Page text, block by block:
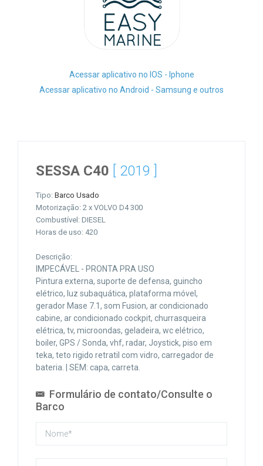
Acessar aplicativo no IOS - Iphone
Acessar aplicativo no Android - Samsung e outros
SESSA C40 [ 2019 ]
Tipo: Barco Usado
Motorização: 2 x VOLVO D4 300
Combustível: DIESEL
Horas de uso: 420
Descrição:
IMPECÁVEL - PRONTA PRA USO
Pintura externa, suporte de defensa, guincho
elétrico, luz subaquática, plataforma móvel,
gerador Mase 7.1, som Fusion, ar condicionado
cabine, ar condicionado cockpit, churrasqueira
elétrica, tv, microondas, geladeira, wc elétrico,
boiler, GPS / Sonda, vhf, radar, Joystick, piso em
teka, teto rigido retratil com vidro, carregador de
bateria. | SEM: capa, carreta.
Formulário de contato/Consulte o
Barco